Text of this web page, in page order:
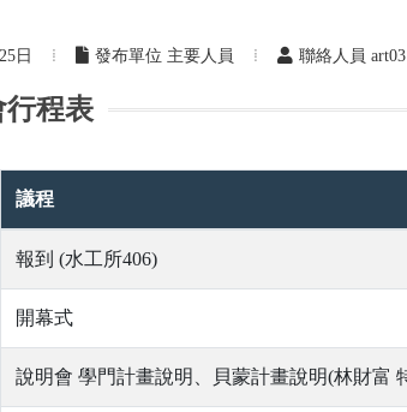
日 發布單位 主要人員 聯絡人員 art03
行程表
議程
報到 (水工所406)
開幕式
說明會 學門計畫說明、貝蒙計畫說明(林財富